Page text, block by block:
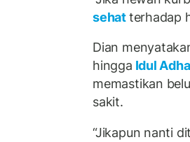
sehatterhadap
Dian
hingga Idul Adha
memastikan
sakit.
“Jikapun nanti